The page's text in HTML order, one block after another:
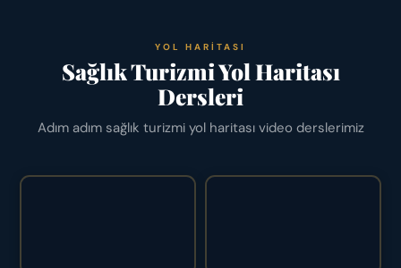
YOL HARITASI
Sağlık Turizmi Yol Haritası
Dersleri
Adım adım sağlık turizmi yol haritası video derslerimiz